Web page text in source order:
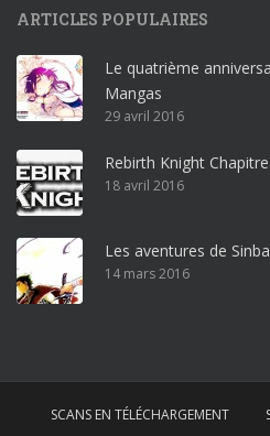
r
o
ff
i
c
e
3
r
d
ARTICLES POPULAIRES
Le quatrième
Mangas
29 avril 2016
Rebirth Knight
18 avril 2016
Les aventures de
14 mars 2016
SCANS EN TÉLÉCHARGEMENT